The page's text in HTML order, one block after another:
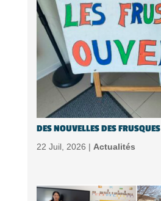
DES NOUVELLES DES FRUSQUES
22 Juil, 2026 | Actualités